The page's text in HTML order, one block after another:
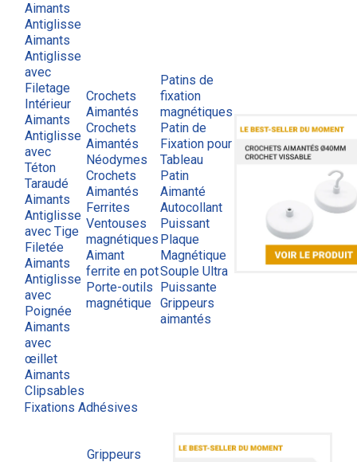
Aimants
Antiglisse
Aimants
Antiglisse
avec
Filetage
Intérieur
Aimants
Antiglisse
avec
Téton
Taraudé
Aimants
Antiglisse
avec Tige
Filetée
Aimants
Antiglisse
avec
Poignée
Aimants
avec
œillet
Aimants
Clipsables
Crochets
Aimantés
Crochets
Aimantés
Néodymes
Crochets
Aimantés
Ferrites
Ventouses
magnétiques
Aimant
ferrite en pot
Porte-outils
magnétique
Patins de
fixation
magnétiques
Patin de
Fixation pour
Tableau
Patin
Aimanté
Autocollant
Puissant
Plaque
Magnétique
Souple Ultra
Puissante
Grippeurs
aimantés
Fixations Adhésives
Grippeurs